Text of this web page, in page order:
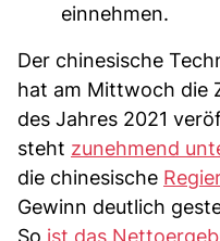
einnehmen.
Der chinesische
hat am Mittwoch die
des Jahres 2021
steht zunehmend
die chinesische
Gewinn deutlich
So ist das